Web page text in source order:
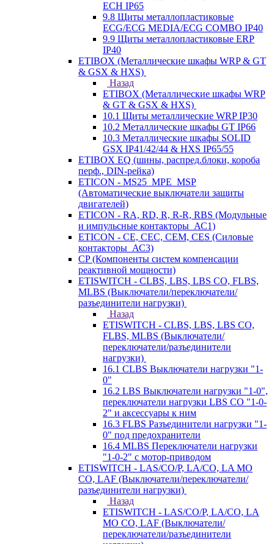
ECH IP65
9.8 Щиты металлопластиковые
ECG/ECG MEDIA/ECG COMBO IP40
9.9 Щиты металлопластиковые ERP
IP40
ETIBOX (Металлические шкафы WRP & GT
& GSX & HXS)
Назад
ETIBOX (Металлические шкафы WRP
& GT & GSX & HXS)
10.1 Щиты металлические WRP IP30
10.2 Металлические шкафы GT IP66
10.3 Металлические шкафы SOLID
GSX IP41/42/44 & HXS IP65/55
ETIBOX EQ (шины, распред.блоки, короба
перф., DIN-рейка)
ETICON - MS25_MPE_MSP
(Автоматические выключатели защиты
двигателей)
ETICON - RA, RD, R, R-R, RBS (Модульные
и импульсные контакторы_АС1)
ETICON - CE, CEC, CEM, CES (Силовые
контакторы_АС3)
CP (Компоненты систем компенсации
реактивной мощности)
ETISWITCH - CLBS, LBS, LBS CO, FLBS,
MLBS (Выключатели/переключатели/
разъединители нагрузки)
Назад
ETISWITCH - CLBS, LBS, LBS CO,
FLBS, MLBS (Выключатели/
переключатели/разъединители
нагрузки)
16.1 CLBS Выключатели нагрузки "1-
0"
16.2 LBS Выключатели нагрузки "1-0",
переключатели нагрузки LBS CO "1-0-
2" и аксессуары к ним
16.3 FLBS Разъединители нагрузки "1-
0" под предохранители
16.4 MLBS Переключатели нагрузки
"1-0-2" с мотор-приводом
ETISWITCH - LAS/CO/P, LA/CO, LA MO
CO, LAF (Выключатели/переключатели/
разъединители нагрузки)
Назад
ETISWITCH - LAS/CO/P, LA/CO, LA
MO CO, LAF (Выключатели/
переключатели/разъединители